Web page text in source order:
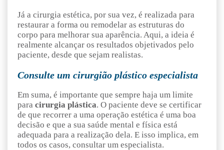
Já a cirurgia estética, por sua vez, é realizada para
restaurar a forma ou remodelar as estruturas do
corpo para melhorar sua aparência. Aqui, a ideia é
realmente alcançar os resultados objetivados pelo
paciente, desde que sejam realistas.
Consulte um cirurgião plástico especialista
Em suma, é importante que sempre haja um limite
para cirurgia plástica. O paciente deve se certificar
de que recorrer a uma operação estética é uma boa
decisão e que a sua saúde mental e física está
adequada para a realização dela. E isso implica, em
todos os casos, consultar um especialista.